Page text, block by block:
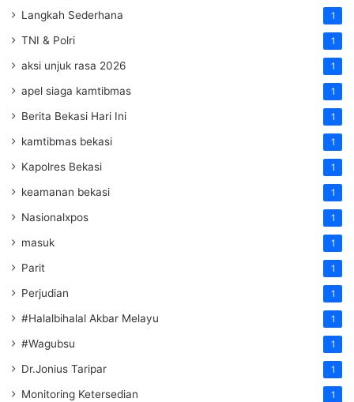
Langkah Sederhana 1
TNI & Polri 1
aksi unjuk rasa 2026 1
apel siaga kamtibmas 1
Berita Bekasi Hari Ini 1
kamtibmas bekasi 1
Kapolres Bekasi 1
keamanan bekasi 1
Nasionalxpos 1
masuk 1
Parit 1
Perjudian 1
#Halalbihalal Akbar Melayu 1
#Wagubsu 1
Dr.Jonius Taripar 1
Monitoring Ketersedian 1